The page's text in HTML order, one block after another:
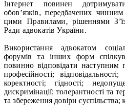
Інтернет повинен
обов’язків, передбачених
цими Правилами, рішеннями
Ради адвокатів України.
Використання адвокатом
форумів та інших форм
повинно відповідати наступним
професійності;
коректності; гідності;
дискримінації; толерантності та
та збереження довіри суспільства;